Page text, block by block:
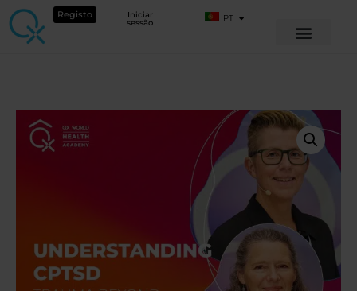
Registo Iniciar
sessão PT